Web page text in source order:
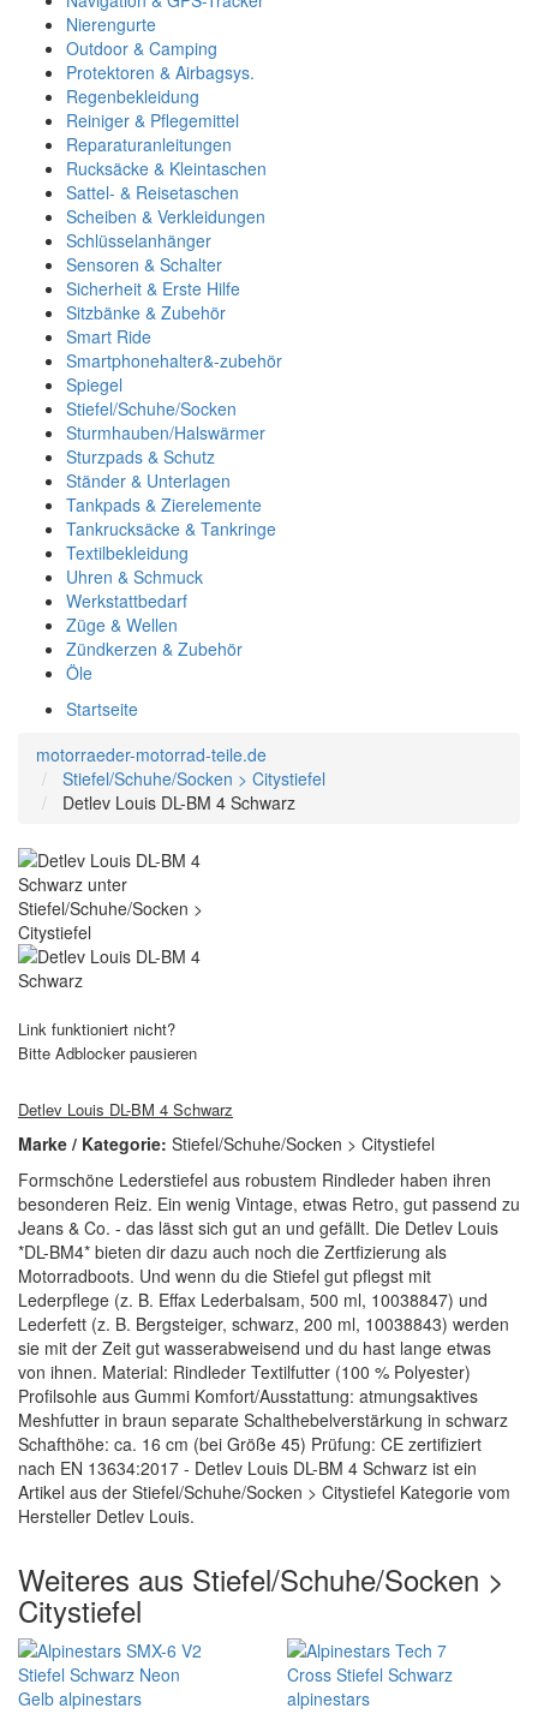
Nierengurte
Outdoor & Camping
Protektoren & Airbagsys.
Regenbekleidung
Reiniger & Pflegemittel
Reparaturanleitungen
Rucksäcke & Kleintaschen
Sattel- & Reisetaschen
Scheiben & Verkleidungen
Schlüsselanhänger
Sensoren & Schalter
Sicherheit & Erste Hilfe
Sitzbänke & Zubehör
Smart Ride
Smartphonehalter&-zubehör
Spiegel
Stiefel/Schuhe/Socken
Sturmhauben/Halswärmer
Sturzpads & Schutz
Ständer & Unterlagen
Tankpads & Zierelemente
Tankrucksäcke & Tankringe
Textilbekleidung
Uhren & Schmuck
Werkstattbedarf
Züge & Wellen
Zündkerzen & Zubehör
Öle
Startseite
motorraeder-motorrad-teile.de
Stiefel/Schuhe/Socken > Citystiefel
Detlev Louis DL-BM 4 Schwarz
Link funktioniert nicht?
Bitte Adblocker pausieren
Detlev Louis DL-BM 4 Schwarz
Marke / Kategorie: Stiefel/Schuhe/Socken > Citystiefel
Formschöne Lederstiefel aus robustem Rindleder haben ihren
besonderen Reiz. Ein wenig Vintage, etwas Retro, gut passend zu
Jeans & Co. - das lässt sich gut an und gefällt. Die Detlev Louis
*DL-BM4* bieten dir dazu auch noch die Zertfizierung als
Motorradboots. Und wenn du die Stiefel gut pflegst mit
Lederpflege (z. B. Effax Lederbalsam, 500 ml, 10038847) und
Lederfett (z. B. Bergsteiger, schwarz, 200 ml, 10038843) werden
sie mit der Zeit gut wasserabweisend und du hast lange etwas
von ihnen. Material: Rindleder Textilfutter (100 % Polyester)
Profilsohle aus Gummi Komfort/Ausstattung: atmungsaktives
Meshfutter in braun separate Schalthebelverstärkung in schwarz
Schafthöhe: ca. 16 cm (bei Größe 45) Prüfung: CE zertifiziert
nach EN 13634:2017 - Detlev Louis DL-BM 4 Schwarz ist ein
Artikel aus der Stiefel/Schuhe/Socken > Citystiefel Kategorie vom
Hersteller Detlev Louis.
Weiteres aus Stiefel/Schuhe/Socken >
Citystiefel